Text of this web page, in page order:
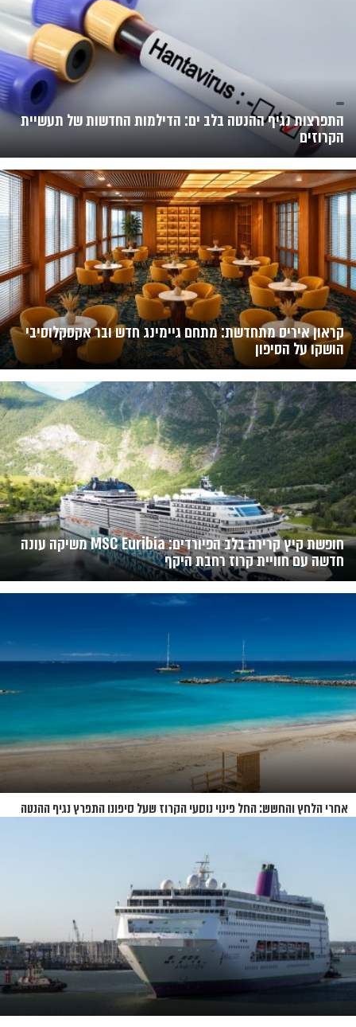
התפרצות נגיף ההנטה בלב ים: הדילמות החדשות של תעשיית
הקרוזים
קראון איריס מתחדשת: מתחם גיימינג חדש ובר אקסקלוסיבי
הושקו על הסיפון
חופשת קיץ קרירה בלב הפיורדים: MSC Euribia משיקה עונה
חדשה עם חוויית קרוז רחבת היקף
אחרי הלחץ והחשש: החל פינוי נוסעי הקרוז שעל סיפונו התפרץ נגיף ההנטה